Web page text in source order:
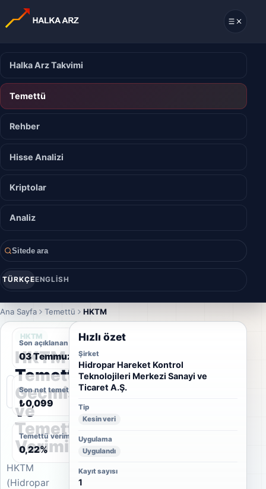
Halka Arz Takvimi
Temettü
Rehber
Hisse Analizi
Kriptolar
Analiz
Sitede ara
TÜRKÇEENGLISH
Ana Sayfa Temettü HKTM
HKTM
HKTM
Temettü
Geçmişi
ve
Temettü
Verimi
HKTM
(Hidropar
Son açıklanan temettü tarihi
03 Temmuz 2023
Son net temettü
₺0,099
Temettü verimi
0,22%
Hızlı özet
Şirket
Hidropar Hareket Kontrol
Teknolojileri Merkezi Sanayi ve
Ticaret A.Ş.
Tip
Kesin veri
Uygulama
Uygulandı
Kayıt sayısı
1